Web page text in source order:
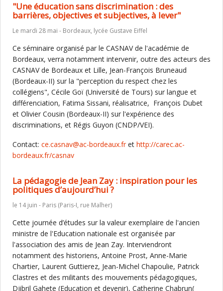
"Une éducation sans discrimination : des
barrières, objectives et subjectives, à lever"
Le mardi 28 mai - Bordeaux, lycée Gustave Eiffel
Ce séminaire organisé par le CASNAV de l'académie de
Bordeaux, verra notamment intervenir, outre des acteurs des
CASNAV de Bordeaux et Lille, Jean-François Bruneaud
(Bordeaux-II) sur la "perception du respect chez les
collégiens", Cécile Goï (Université de Tours) sur langue et
différenciation, Fatima Sissani, réalisatrice, François Dubet
et Olivier Cousin (Bordeaux-II) sur l'expérience des
discriminations, et Régis Guyon (CNDP/VEI).
Contact: ce.casnav@ac-bordeaux.fret http://carec.ac-
bordeaux.fr/casnav
La pédagogie de Jean Zay : inspiration pour les
politiques d’aujourd’hui ?
le 14 juin - Paris (Paris-I, rue Malher)
Cette journée d’études sur la valeur exemplaire de l'ancien
ministre de l'Education nationale est organisée par
l'association des amis de Jean Zay. Interviendront
notamment des historiens, Antoine Prost, Anne-Marie
Chartier, Laurent Guttierez, Jean-Michel Chapoulie, Patrick
Clastres et des militants des mouvements pédagogiques,
Djibril Gahete (Education et devenir), Catherine Chabrun(